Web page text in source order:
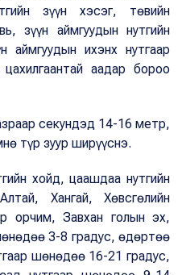
зүүн хэсэг, төвийн
зүүн аймгуудын нутгийн
ихэнх нутгаар
аадар бороо
секундэд 14-16 метр,
түр зуур ширүүснэ.
хойд, цаашдаа нутгийн
Хангай, Хөвсгөлийн
орчим, Завхан голын эх,
3-8 градус, өдөртөө
шөнөдөө 16-21 градус,